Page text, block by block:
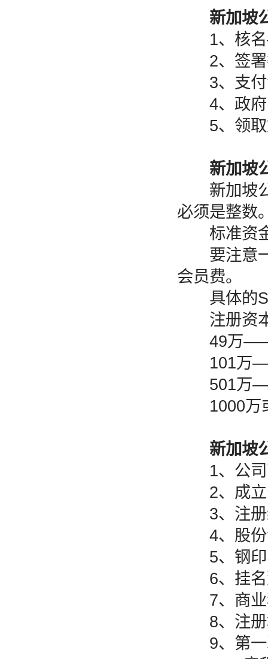
新加坡
1、核名
2、签署
3、支付
4、政府
5、领取
新加坡
新加坡公
必须是整数
标准资金
要注意一
会员费。
具体的
注册资本
49万
101万
501万
1000万
新加坡
1、公司
2、成立
3、注册
4、股份
5、钢印
6、挂名
7、商业
8、注册
9、第一